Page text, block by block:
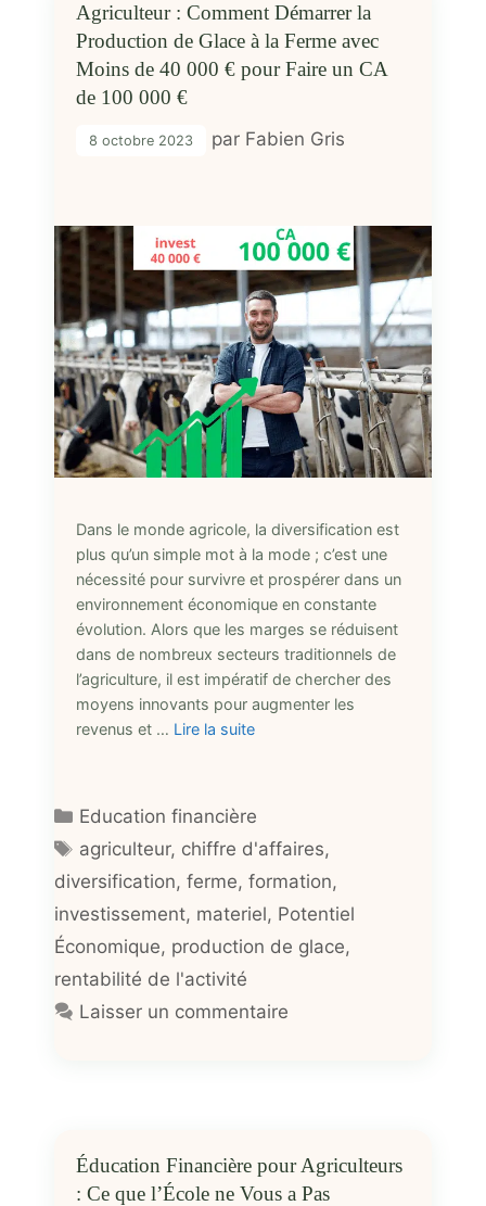
Agriculteur : Comment Démarrer la
Production de Glace à la Ferme avec
Moins de 40 000 € pour Faire un CA
de 100 000 €
8 octobre 2023 par Fabien Gris
Dans le monde agricole, la diversification est
plus qu’un simple mot à la mode ; c’est une
nécessité pour survivre et prospérer dans un
environnement économique en constante
évolution. Alors que les marges se réduisent
dans de nombreux secteurs traditionnels de
l’agriculture, il est impératif de chercher des
moyens innovants pour augmenter les
revenus et … Lire la suite
Catégories
Education financière
Étiquettes
agriculteur, chiffre d'affaires,
diversification, ferme, formation,
investissement, materiel, Potentiel
Économique, production de glace,
rentabilité de l'activité
Laisser un commentaire
Éducation Financière pour Agriculteurs
: Ce que l’École ne Vous a Pas